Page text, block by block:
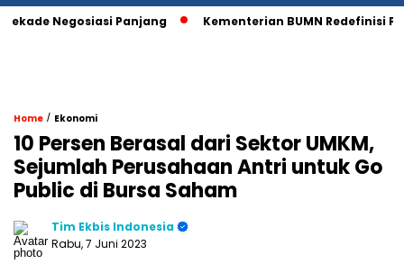
Negosiasi Panjang Kementerian BUMN Redefinisi
Home / Ekonomi
10 Persen Berasal dari Sektor UMKM,
Sejumlah Perusahaan Antri untuk Go
Public di Bursa Saham
Tim Ekbis Indonesia
Rabu, 7 Juni 2023